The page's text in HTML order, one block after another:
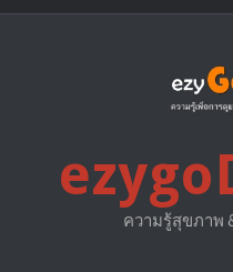
ความรู้สุขภาพ